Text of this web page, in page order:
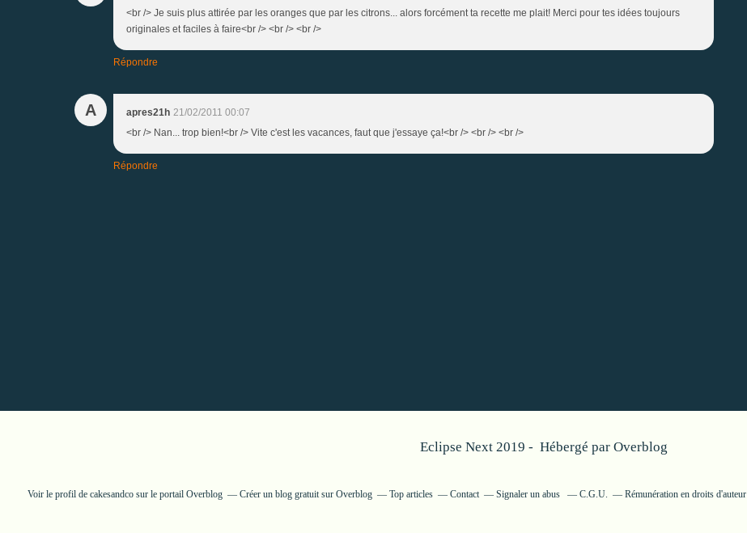
<br /> Je suis plus attirée par les oranges que par les citrons... alors forcément ta recette me plait! Merci pour tes idées toujours
originales et faciles à faire<br /> <br /> <br />
Répondre
A apres21h 21/02/2011 00:07
<br /> Nan... trop bien!<br /> Vite c'est les vacances, faut que j'essaye ça!<br /> <br /> <br />
Répondre
Eclipse Next 2019 - Hébergé par Overblog
Voir le profil de cakesandcosur le portail Overblog Créer un blog gratuit sur Overblog Top articles Contact Signaler un abus C.G.U. Rémunération en droits d'auteur